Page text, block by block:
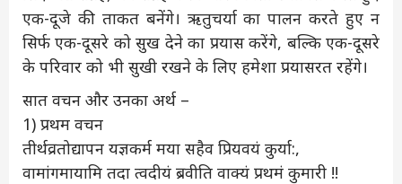
एक-दूजे की ताकत बनेंगे। ऋतुचर्या का पालन करते हुए न
सिर्फ एक-दूसरे को सुख देने का प्रयास करेंगे, बल्कि एक-दूसरे
के परिवार को भी सुखी रखने के लिए हमेशा प्रयासरत रहेंगे।
सात वचन और उनका अर्थ –
1) प्रथम वचन
तीर्थव्रतोद्यापन यज्ञकर्म मया सहैव प्रियवयं कुर्या:,
वामांगमायामि तदा त्वदीयं ब्रवीति वाक्यं प्रथमं कुमारी !!